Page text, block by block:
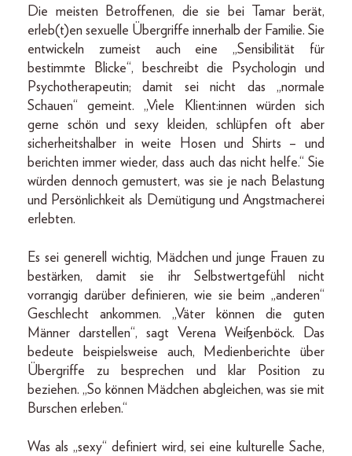
Die meisten Betroffenen, die sie bei Tamar berät,
erleb(t)en sexuelle Übergriffe innerhalb der Familie. Sie
entwickeln zumeist auch eine „Sensibilität für
bestimmte Blicke“, beschreibt die Psychologin und
Psychotherapeutin; damit sei nicht das „normale
Schauen“ gemeint. „Viele Klient:innen würden sich
gerne schön und sexy kleiden, schlüpfen oft aber
sicherheitshalber in weite Hosen und Shirts – und
berichten immer wieder, dass auch das nicht helfe.“ Sie
würden dennoch gemustert, was sie je nach Belastung
und Persönlichkeit als Demütigung und Angstmacherei
erlebten.
Es sei generell wichtig, Mädchen und junge Frauen zu
bestärken, damit sie ihr Selbstwertgefühl nicht
vorrangig darüber definieren, wie sie beim „anderen“
Geschlecht ankommen. „Väter können die guten
Männer darstellen“, sagt Verena Weißenböck. Das
bedeute beispielsweise auch, Medienberichte über
Übergriffe zu besprechen und klar Position zu
beziehen. „So können Mädchen abgleichen, was sie mit
Burschen erleben.“
Was als „sexy“ definiert wird, sei eine kulturelle Sache,